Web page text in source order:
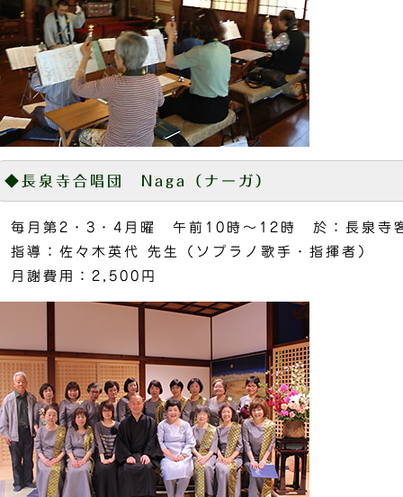
◆長泉寺合唱団 Naga（ナーガ）
毎月第2・3・4月曜 午前10時～12時 於：長泉寺
指導：佐々木英代 先生（ソプラノ歌手・指揮者）
月謝費用：2,500円